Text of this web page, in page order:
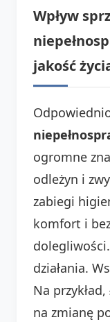
Wpływ
jakość
ogromne
odleżyn i
zabiegi
komfort i
działania.
Na przykład,
na zmianę